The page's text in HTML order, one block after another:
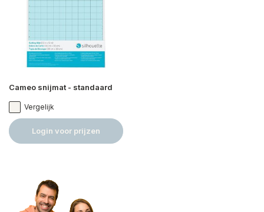
Cameo snijmat - standaard
Vergelijk
Login voor prijzen